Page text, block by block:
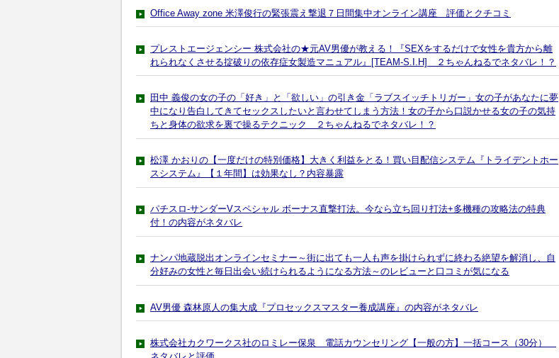
Office Away zone 米澤俊行の緊張震え撃退７日間集中オンライン講座 評価とクチコミ
プレストエージェンシー 株式会社の★元AV男優が教える！『SEXをするだけで女性を貴方から離
れられなくさせる掟破りの依存症女製造マニュアル』[TEAM-S.I.H] ２ちゃんねるでネタバレ！？
田中 義俊の女の子の「好き」と「欲しい」の引き金「ラブスイッチトリガー」女の子があなたに夢
中になり告白してきてセックスしたいと言わせてしまう方法！女の子から口説かせる女の子の気持
ちと身体の欲求を裏で操るテクニック ２ちゃんねるでネタバレ！？
松澤 かおりの【一度だけの特別価格】大きく利益をとる！買い目配信システム『トライデントホー
スシステム』【１年間】は効果なし？内容暴露
パチスロ-サンダーVスペシャル ボーナス直撃打法。今なら立ち回り打法+多機種の攻略法の特典
付！の内容がネタバレ
ナンパ地蔵脱出オンラインセミナー～街に出ても一人も声を掛けられずに終わる絶望を解消し、自
分好みの女性と毎日出会い続けられるようになる方法～のレビューと口コミが気になる
AV男優 森林原人の集大成『プロセックスマスター養成講座』の内容がネタバレ
株式会社カクワークス社のロミレー保泉 電話カウンセリング【一般の方】一括コース（30分）